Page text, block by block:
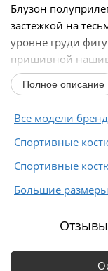
Блузон
застежкой на
уровне груди
пришивной
из отделочной
Полное описание
Все модели
Спортивные
Спортивные
Большие размеры
Отзывы